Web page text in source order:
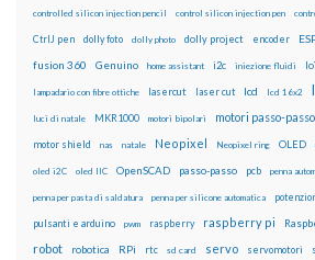
controlled silicon injection pencil control silicon injection pen
CtrlJ pen dolly foto dolly photo dolly project encoder
fusion 360 Genuino home assistant i2c iniezione fluidi
lampadario con fibre ottiche lasercut laser cut lcd lcd 16x2
luci di natale MKR1000 motori bipolari motori passo-passo
motor shield nas natale Neopixel Neopixel ring OLED
oled i2C oled IIC OpenSCAD passo-passo pcb penna
penna per pasta di saldatura penna per silicone automatica
pulsanti e arduino pwm raspberry raspberry pi
robot robotica RPi rtc sd card servo servomotori